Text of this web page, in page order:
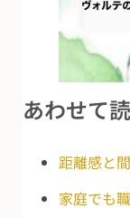
あわせて
距離感と
家庭でも